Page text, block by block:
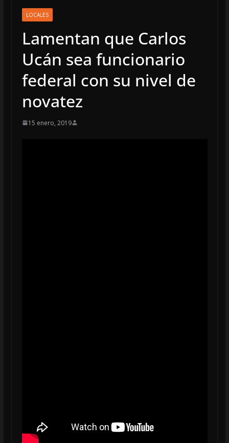
LOCALES
Lamentan que Carlos
Ucán sea funcionario
federal con su nivel de
novatez
15 enero, 2019